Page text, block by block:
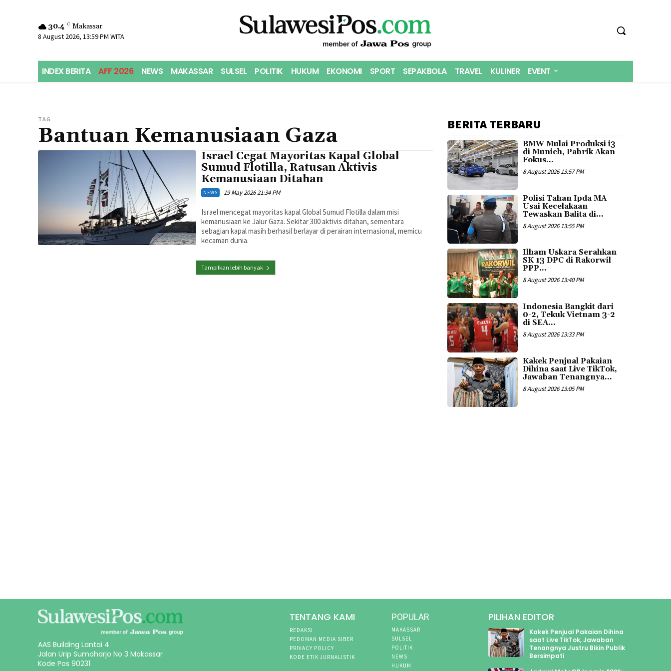
30.4 C Makassar
8 August 2026, 13:59 PM WITA
INDEX BERITA AFF 2026 NEWS MAKASSAR SULSEL POLITIK HUKUM EKONOMI SPORT SEPAKBOLA TRAVEL KULINER EVENT
TAG
Bantuan Kemanusiaan Gaza
Israel Cegat Mayoritas Kapal Global
Sumud Flotilla, Ratusan Aktivis
Kemanusiaan Ditahan
NEWS 19 May 2026 21:34 PM
Israel mencegat mayoritas kapal Global Sumud Flotilla dalam misi
kemanusiaan ke Jalur Gaza. Sekitar 300 aktivis ditahan, sementara
sebagian kapal masih berhasil berlayar di perairan internasional, memicu
kecaman dunia.
Tampilkan lebih banyak
BERITA TERBARU
BMW Mulai Produksi i3
di Munich, Pabrik Akan
Fokus...
8 August 2026 13:57 PM
Polisi Tahan Ipda MA
Usai Kecelakaan
Tewaskan Balita di...
8 August 2026 13:55 PM
Ilham Uskara Serahkan
SK 13 DPC di Rakorwil
PPP...
8 August 2026 13:40 PM
Indonesia Bangkit dari
0-2, Tekuk Vietnam 3-2
di SEA...
8 August 2026 13:33 PM
Kakek Penjual Pakaian
Dihina saat Live TikTok,
Jawaban Tenangnya...
8 August 2026 13:05 PM
AAS Building Lantai 4
Jalan Urip Sumoharjo No 3 Makassar
Kode Pos 90231
TENTANG KAMI
REDAKSI
PEDOMAN MEDIA SIBER
PRIVACY POLICY
KODE ETIK JURNALISTIK
POPULAR
MAKASSAR
SULSEL
POLITIK
NEWS
HUKUM
PILIHAN EDITOR
Kakek Penjual Pakaian Dihina
saat Live TikTok, Jawaban
Tenangnya Justru Bikin Publik
Bersimpati